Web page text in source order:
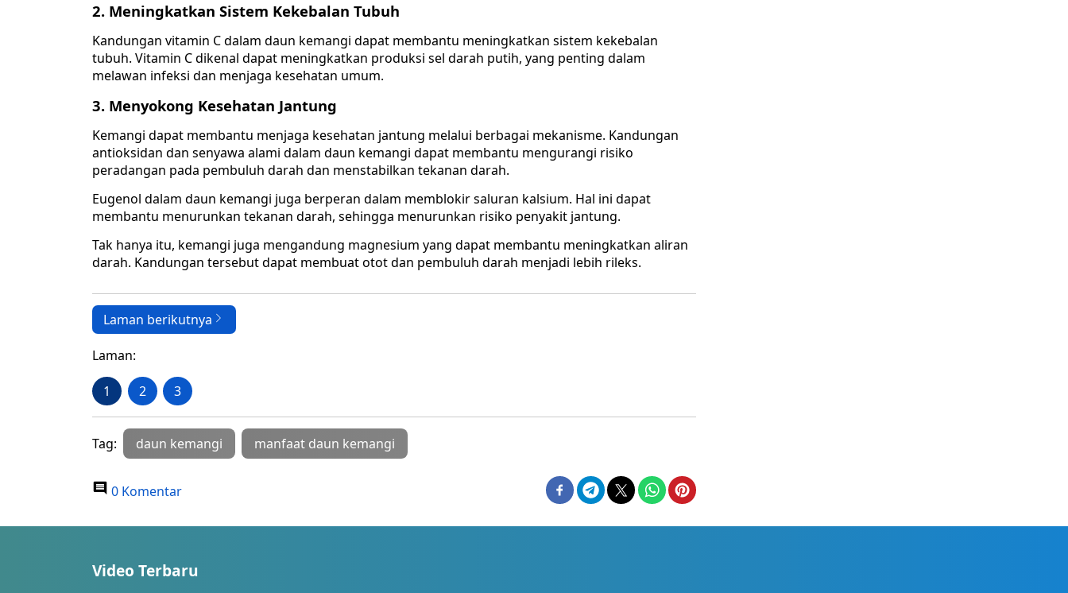
2. Meningkatkan Sistem Kekebalan Tubuh
Kandungan vitamin C dalam daun kemangi dapat membantu meningkatkan sistem kekebalan
tubuh. Vitamin C dikenal dapat meningkatkan produksi sel darah putih, yang penting dalam
melawan infeksi dan menjaga kesehatan umum.
3. Menyokong Kesehatan Jantung
Kemangi dapat membantu menjaga kesehatan jantung melalui berbagai mekanisme. Kandungan
antioksidan dan senyawa alami dalam daun kemangi dapat membantu mengurangi risiko
peradangan pada pembuluh darah dan menstabilkan tekanan darah.
Eugenol dalam daun kemangi juga berperan dalam memblokir saluran kalsium. Hal ini dapat
membantu menurunkan tekanan darah, sehingga menurunkan risiko penyakit jantung.
Tak hanya itu, kemangi juga mengandung magnesium yang dapat membantu meningkatkan aliran
darah. Kandungan tersebut dapat membuat otot dan pembuluh darah menjadi lebih rileks.
Laman berikutnya
Laman:
1 2 3
Tag: daun kemangi manfaat daun kemangi
0 Komentar
Video Terbaru